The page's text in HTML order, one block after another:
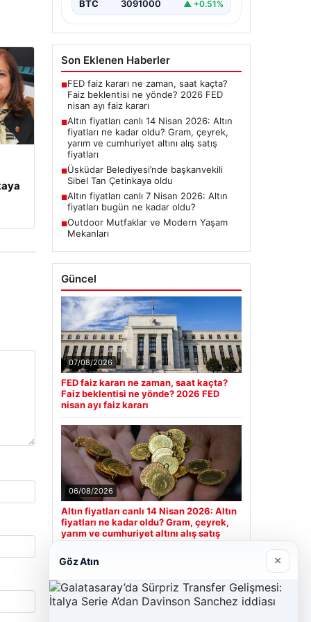
BTC 3091000 ▲ +0.51%
Son Eklenen Haberler
■FED faiz kararı ne zaman, saat kaçta?
Faiz beklentisi ne yönde? 2026 FED
nisan ayı faiz kararı
■Altın fiyatları canlı 14 Nisan 2026: Altın
fiyatları ne kadar oldu? Gram, çeyrek,
yarım ve cumhuriyet altını alış satış
fiyatları
■Üsküdar Belediyesi’nde başkanvekili
Sibel Tan Çetinkaya oldu
■Altın fiyatları canlı 7 Nisan 2026: Altın
fiyatları bugün ne kadar oldu?
■Outdoor Mutfaklar ve Modern Yaşam
Mekanları
Güncel
07/08/2026
FED faiz kararı ne zaman, saat kaçta?
Faiz beklentisi ne yönde? 2026 FED
nisan ayı faiz kararı
06/08/2026
Altın fiyatları canlı 14 Nisan 2026: Altın
fiyatları ne kadar oldu? Gram, çeyrek,
yarım ve cumhuriyet altını alış satış
Son Eklenen Firmalar
Göz Atın ×